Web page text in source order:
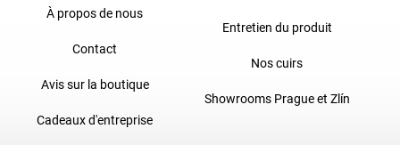
À propos de nous
Contact
Avis sur la boutique
Cadeaux d'entreprise
Entretien du produit
Nos cuirs
Showrooms Prague et Zlín